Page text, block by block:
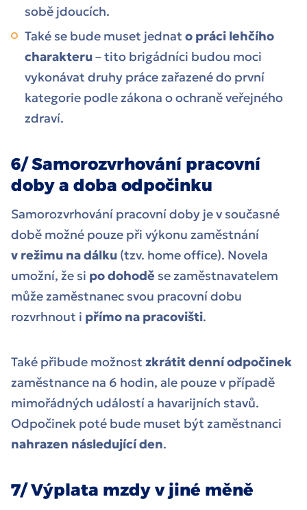
sobě jdoucích.
Také se bude muset jednat o práci lehčího
charakteru– tito brigádníci budou moci
vykonávat druhy práce zařazené do první
kategorie podle zákona oochraně veřejného
zdraví.
6/ Samorozvrhování pracovní
doby a doba odpočinku
Samorozvrhování pracovní doby je v současné
době možné pouze při výkonu zaměstnání
v režimu na dálku (tzv. home office). Novela
umožní, že si po dohodě se zaměstnavatelem
může zaměstnanec svou pracovní dobu
rozvrhnout i přímo na pracovišti.
Také přibude možnost zkrátit denní odpočinek
zaměstnance na 6 hodin, ale pouze v případě
mimořádných událostí a havarijních stavů.
Odpočinek poté bude muset být zaměstnanci
nahrazen následující den.
7/ Výplata mzdy v jiné měně